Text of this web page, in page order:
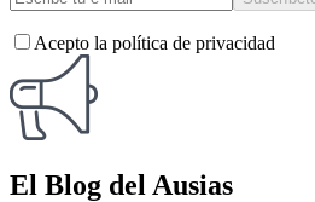
Acepto la política de privacidad
El Blog del Ausias